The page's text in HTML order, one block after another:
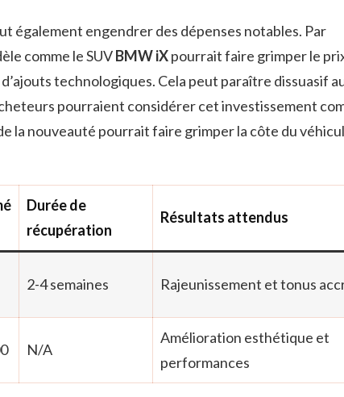
également engendrer des dépenses notables. Par
comme le SUVBMW iXpourrait faire grimper le
technologiques. Cela peut paraître dissuasif
pourraient considérer cet investissement
la nouveauté pourrait faire grimper la côte du
Durée de
récupération
Résultats attendus
2-4 semaines Rajeunissement et tonus
N/A
Amélioration esthétique et
performances